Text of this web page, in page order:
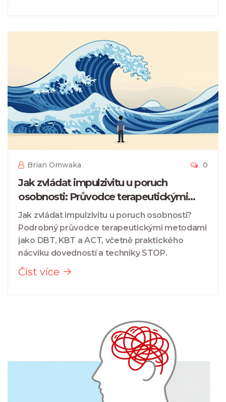
Brian Omwaka 0
Jak zvládat impulzivitu u poruch
osobnosti: Průvodce terapeutickými
strategiemi
Jak zvládat impulzivitu u poruch osobnosti?
Podrobný průvodce terapeutickými metodami
jako DBT, KBT a ACT, včetně praktického
nácviku dovedností a techniky STOP.
Číst více